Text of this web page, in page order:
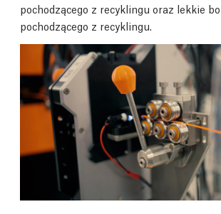
pochodzącego z recyklingu oraz lekkie
pochodzącego z recyklingu.